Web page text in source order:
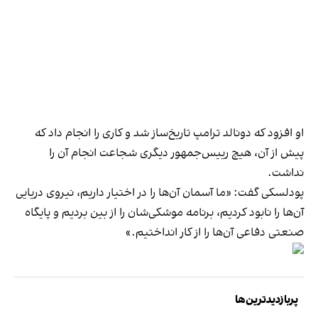
او افزود که دونالد ترامپ تاریخ‌ساز شد و کاری را انجام داد که
پیش از آن، هیچ رییس‌جمهور دیگری شجاعت انجام آن را
نداشت.
پودلسکی گفت: «ما آسمان آن‌ها را در اختیار داریم، نیروی دریایی
آن‌ها را نابود کردیم، برنامه موشکی‌شان را از بین بردیم و پایگاه
صنعتی دفاعی آن‌ها را از کار انداختیم.»
پربازدیدترین‌ها